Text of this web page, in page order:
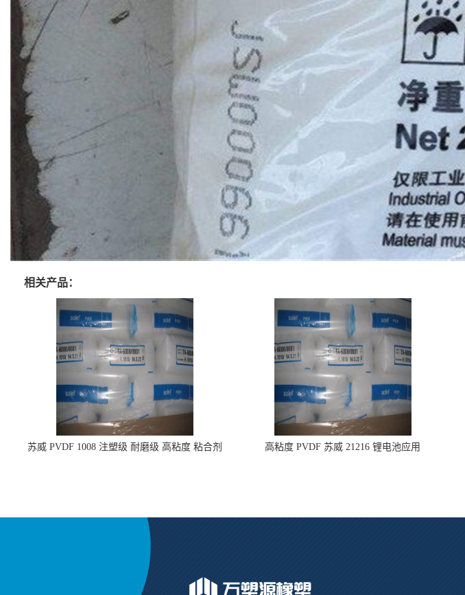
相关产品：
苏威 PVDF 1008 注塑级 耐磨级 高粘度 粘合剂
高粘度 PVDF 苏威 21216 锂电池应用